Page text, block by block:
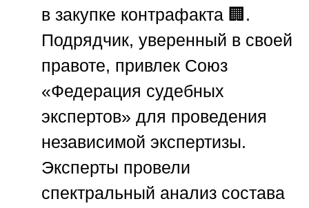
в закупке контрафакта 🏢.
Подрядчик, уверенный в своей
правоте, привлек Союз
«Федерация судебных
экспертов» для проведения
независимой экспертизы.
Эксперты провели
спектральный анализ состава